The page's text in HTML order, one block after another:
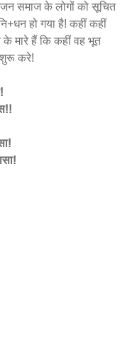
समाज के लोगों को सूचित
हो गया है! कहीं कहीं
के मारे हैं कि कहीं वह भूत
शुरू करे!